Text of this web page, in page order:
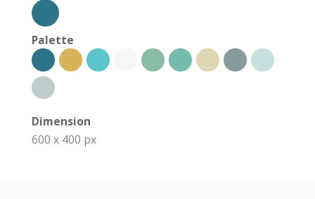
Palette
Dimension
600 x 400 px